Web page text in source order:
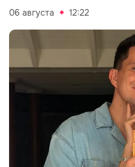
06 августа 12:22